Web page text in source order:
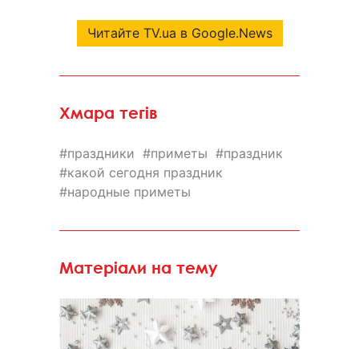
Читайте TV.ua в Google.News
Хмара тегів
праздники приметы
праздник
какой сегодня праздник
народные приметы
Матеріали на тему